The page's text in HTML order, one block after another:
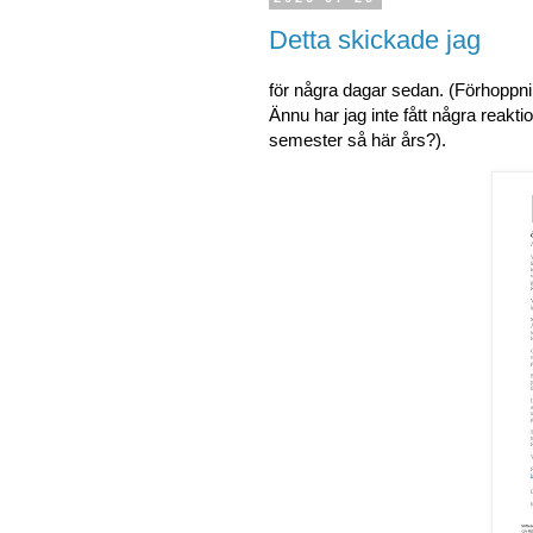
Detta skickade jag
för några dagar sedan.
Ännu har jag inte fått några
semester så här års?).